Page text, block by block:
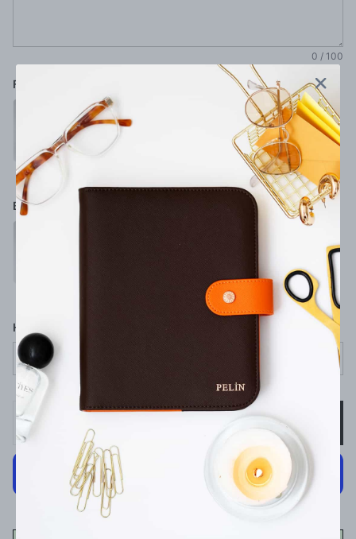
0 / 100
Font Seçimi
Baskı Yeri
Hediye Paketi
Seçiniz
SEPETE EKLE